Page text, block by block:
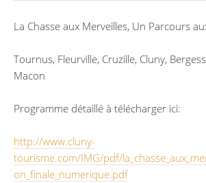
La Chasse aux Merveilles, Un Parcours
Tournus, Fleurville, Cruzille, Cluny,
Macon
Programme détaillé à télécharger ici:
http://www.cluny-
tourisme.com/IMG/pdf/
on_finale_numerique.pdf